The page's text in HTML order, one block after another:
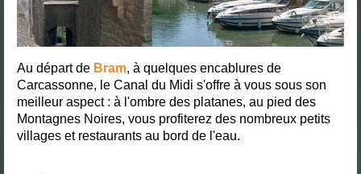
Au départ de Bram, à quelques encablures de
Carcassonne, le Canal du Midi s'offre à vous sous son
meilleur aspect : à l'ombre des platanes, au pied des
Montagnes Noires, vous profiterez des nombreux petits
villages et restaurants au bord de l'eau.